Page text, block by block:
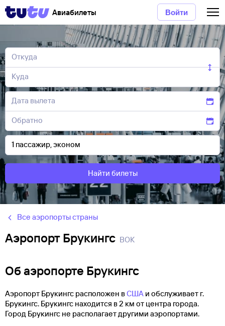
Авиабилеты Войти
Найти билеты
Все аэропорты страны
Аэропорт Брукингс BOK
Об аэропорте Брукингс
Аэропорт Брукингс расположен вСША и обслуживает г.
Брукингс. Брукингс находится в 2 км от центра города.
Город Брукингс не располагает другими аэропортами.